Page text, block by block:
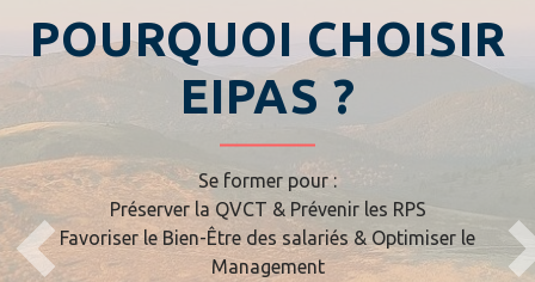
POURQUOI CHOISIR
EIPAS ?
Se former pour :
Préserver la QVCT & Prévenir les RPS
Favoriser le Bien-Être des salariés & Optimiser le
Management